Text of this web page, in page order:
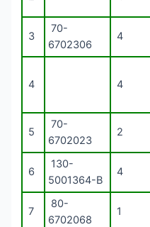
3
70-
6702306
4
4 4
5
70-
6702023
2
6
130-
5001364-В
4
7
80-
6702068
1